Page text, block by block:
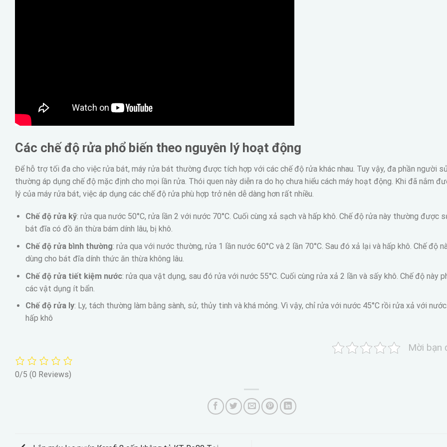
Các chế độ rửa phổ biến theo nguyên lý hoạt động
Để hỗ trợ tối đa cho việc rửa bát, máy rửa bát thường được tích hợp với các chế độ rửa khác nhau. Tuy vậy, đa phần người
thường áp dụng chế độ mặc định cho mọi lần rửa. Thói quen này diễn ra do họ chưa hiểu cách máy hoạt động. Khi đã nắm
lý của máy rửa bát, việc áp dụng các chế độ rửa phù hợp trở nên dễ dàng hơn rất nhiều.
Chế độ rửa kỹ: rửa qua nước 50°C, rửa lần 2 với nước 70°C. Cuối cùng xả sạch và hấp khô. Chế độ rửa này thường được
bát đĩa có đồ ăn thừa bám dính lâu, bị khô.
Chế độ rửa bình thường: rửa qua với nước thường, rửa 1 lần nước 60°C và 2 lần 70°C. Sau đó xả lại và hấp khô. Chế độ
dùng cho bát đĩa dính thức ăn thừa không lâu.
Chế độ rửa tiết kiệm nước: rửa qua vật dụng, sau đó rửa với nước 55°C. Cuối cùng rửa xả 2 lần và sấy khô. Chế độ này
các vật dụng ít bẩn.
Chế độ rửa ly: Ly, tách thường làm bằng sành, sử, thủy tinh và khá mỏng. Vì vậy, chỉ rửa với nước 45°C rồi rửa xả với
hấp khô
Mời bạn
0/5 (0 Reviews)